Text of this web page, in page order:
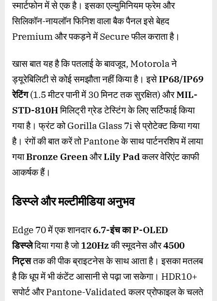
स्मार्टफोन में से एक है। इसका एल्युमिनियम फ्रेम और
सिलिकॉन-नायलॉन फिनिश वाला बैक पैनल इसे बेहद
Premium और पकड़ने में Secure फील कराता है।
खास बात यह है कि पतलाई के बावजूद, Motorola ने
ड्यूरेबिलिटी से कोई समझौता नहीं किया है। इसेIP68/IP69
रेटिंग(1.5 मीटर पानी में 30 मिनट तक सुरक्षित) औरMIL-
STD-810Hमिलिट्री ग्रेड टेस्टिंग के लिए सर्टिफाई किया
गया है। फ्रंट को Gorilla Glass 7i से प्रोटेक्ट किया गया
है। रंगों की बात करें तो Pantone के साथ पार्टनरशिप में लाया
गयाBronze GreenऔरLily Padकलर वेरिएंट काफी
आकर्षक हैं।
डिस्प्ले और मल्टीमीडिया अनुभव
Edge 70 में एक शानदार6.7-इंच काP-OLED
डिस्प्लेदिया गया है जो120Hzकी स्मूदनेस और4500
निट्सतक की पीक ब्राइटनेस के साथ आता है। इसका मतलब
है कि धूप में भी कंटेंट आसानी से पढ़ा जा सकेगा। HDR10+
सपोर्ट और Pantone-Validated कलर प्रोफाइल के चलते